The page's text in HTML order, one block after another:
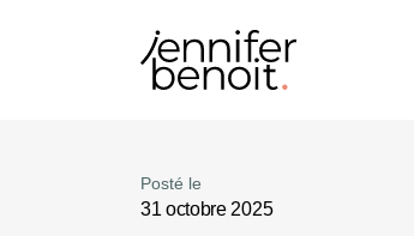
Posté le
31 octobre 2025